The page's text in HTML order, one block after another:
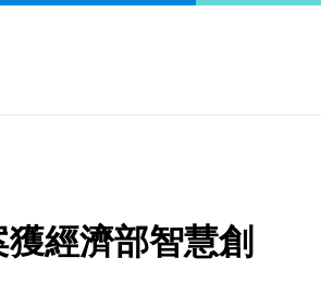
經濟部智慧創